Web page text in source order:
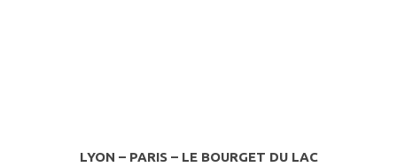
LYON – PARIS – LE BOURGET DU LAC